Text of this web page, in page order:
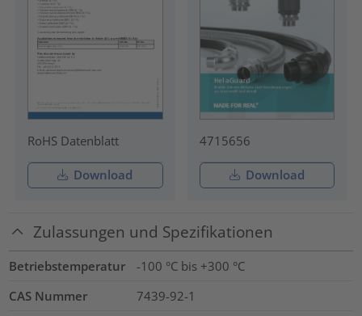
RoHS Datenblatt
Download
4715656
Download
Zulassungen und Spezifikationen
Betriebstemperatur
-100 °C bis +300 °C
CAS Nummer
7439-92-1